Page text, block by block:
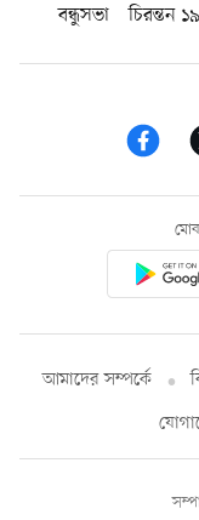
বন্ধুসভা
চিরন্তন
আমাদের সম্পর্কে